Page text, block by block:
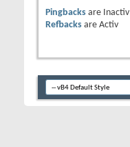
Pingbacks are
Inactiv
Refbacks are Activ